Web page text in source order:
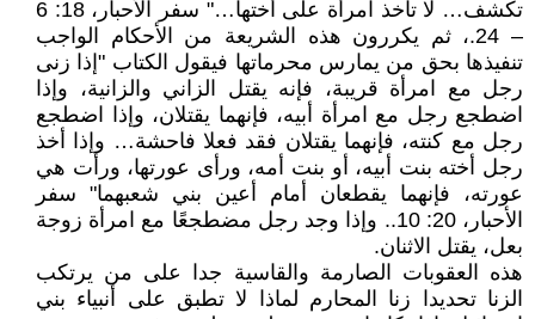
تكشف… لا تأخذ امرأة على أختها…" سفر الأحبار، 18: 6
– 24.، ثم يكررون هذه الشريعة من الأحكام الواجب
تنفيذها بحق من يمارس محرماتها فيقول الكتاب "إذا زنى
رجل مع امرأة قريبة، فإنه يقتل الزاني والزانية، وإذا
اضطجع رجل مع امرأة أبيه، فإنهما يقتلان، وإذا اضطجع
رجل مع كنته، فإنهما يقتلان فقد فعلا فاحشة… وإذا أخذ
رجل أخته بنت أبيه، أو بنت أمه، ورأى عورتها، ورأت هي
عورته، فإنهما يقطعان أمام أعين بني شعبهما" سفر
الأحبار، 20: 10.. وإذا وجد رجل مضطجعًا مع امرأة زوجة
بعل، يقتل الاثنان.
هذه العقوبات الصارمة والقاسية جدا على من يرتكب
الزنا تحديدا زنا المحارم لماذا لا تطبق على أنبياء بني